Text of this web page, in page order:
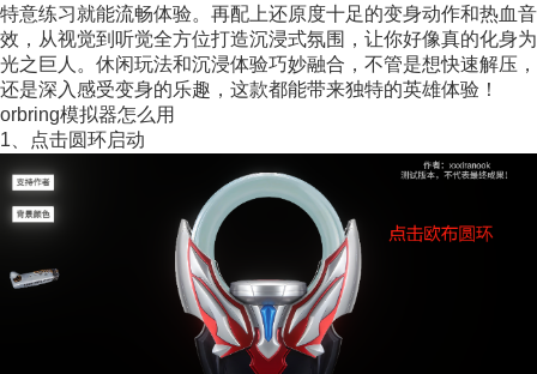
特意练习就能流畅体验。再配上还原度十足的变身动作和热血音
效，从视觉到听觉全方位打造沉浸式氛围，让你好像真的化身为
光之巨人。休闲玩法和沉浸体验巧妙融合，不管是想快速解压，
还是深入感受变身的乐趣，这款都能带来独特的英雄体验！
orbring模拟器怎么用
1、点击圆环启动